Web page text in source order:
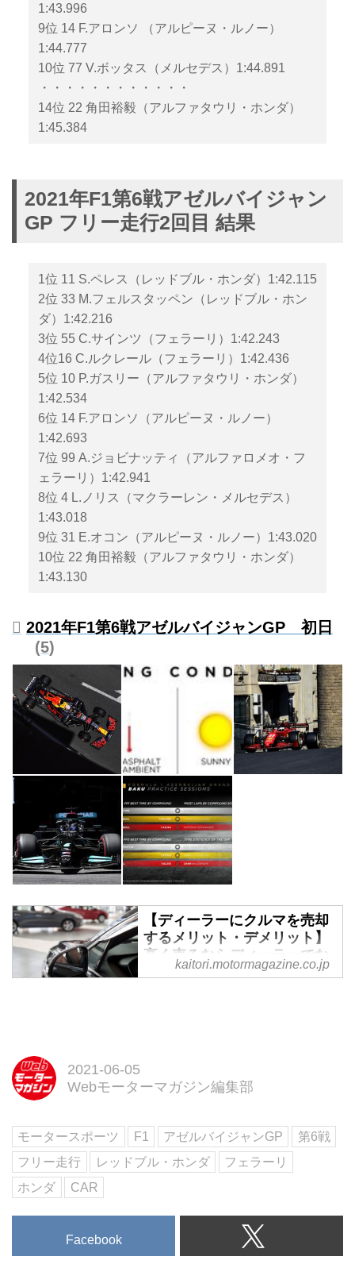
1:43.996
9位 14 F.アロンソ （アルピーヌ・ルノー）
1:44.777
10位 77 V.ボッタス（メルセデス）1:44.891
・・・・・・・・・・・・
14位 22 角田裕毅（アルファタウリ・ホンダ）
1:45.384
2021年F1第6戦アゼルバイジャン
GP フリー走行2回目 結果
1位 11 S.ペレス（レッドブル・ホンダ）1:42.115
2位 33 M.フェルスタッペン（レッドブル・ホン
ダ）1:42.216
3位 55 C.サインツ（フェラーリ）1:42.243
4位16 C.ルクレール（フェラーリ）1:42.436
5位 10 P.ガスリー（アルファタウリ・ホンダ）
1:42.534
6位 14 F.アロンソ（アルピーヌ・ルノー）
1:42.693
7位 99 A.ジョビナッティ（アルファロメオ・フ
ェラーリ）1:42.941
8位 4 L.ノリス（マクラーレン・メルセデス）
1:43.018
9位 31 E.オコン（アルピーヌ・ルノー）1:43.020
10位 22 角田裕毅（アルファタウリ・ホンダ）
1:43.130
2021年F1第6戦アゼルバイジャンGP 初日
5
【ディーラーにクルマを売却
するメリット・デメリット】
高く売るならディーラーでな
く買取専門店で査定をとろ
への下取りと中古車買取店で査定
こで、ディーラーへの売却のメリ
ットとデメリットに加え、中古車
買取店との違いをお伝えします。
kaitori.motormagazine.co.jp
2021-06-05
Webモーターマガジン編集部
モータースポーツ F1 アゼルバイジャンGP
第6戦
フリー走行
レッドブル・ホンダ
フェラーリ
ホンダ
CAR
Facebook